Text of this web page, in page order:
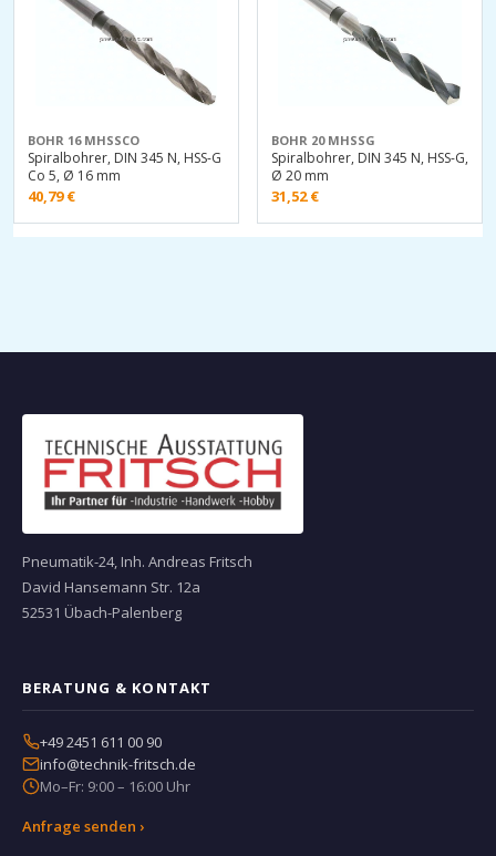
BOHR 16 MHSSCO
Spiralbohrer, DIN 345 N, HSS-G
Co 5, Ø 16 mm
40,79€
BOHR 20 MHSSG
Spiralbohrer, DIN 345 N, HSS-G,
Ø 20 mm
31,52€
Pneumatik-24, Inh. Andreas Fritsch
David Hansemann Str. 12a
52531 Übach-Palenberg
BERATUNG & KONTAKT
+49 2451 611 00 90
info@technik-fritsch.de
Mo–Fr: 9:00 – 16:00 Uhr
Anfrage senden ›